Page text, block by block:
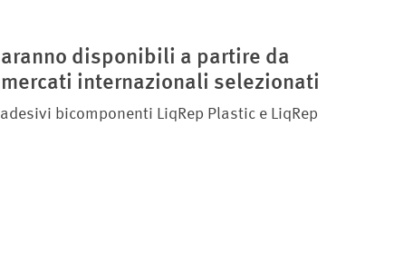
disponibili a partire da
internazionali selezionati
bicomponenti LiqRep Plastic e LiqRep